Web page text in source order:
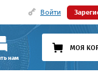
Войти
нам
МОЯ